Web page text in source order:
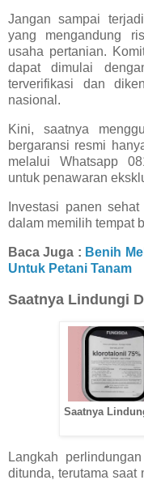
Jangan sampai
yang mengandung
usaha pertanian.
dapat dimulai
terverifikasi dan
nasional.
Kini, saatnya
bergaransi resmi
melalui Whatsapp
untuk penawaran
Investasi panen
dalam memilih tempat
Baca Juga : Benih
Untuk Petani Tanam
Saatnya Lindungi
Saatnya
Langkah
ditunda, terutama saat